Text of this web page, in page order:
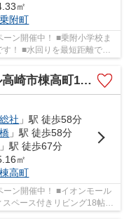
㎡
乗附町
ン開催中！ ■乗附小学校ま
！ ■水回りを最短距離で結
市棟高町1期ー④
社 」駅 徒歩58分
」駅 徒歩58分
」駅 徒歩67分
㎡
棟高町
ン開催中！ ■イオンモール
ペース付きリビング18帖！